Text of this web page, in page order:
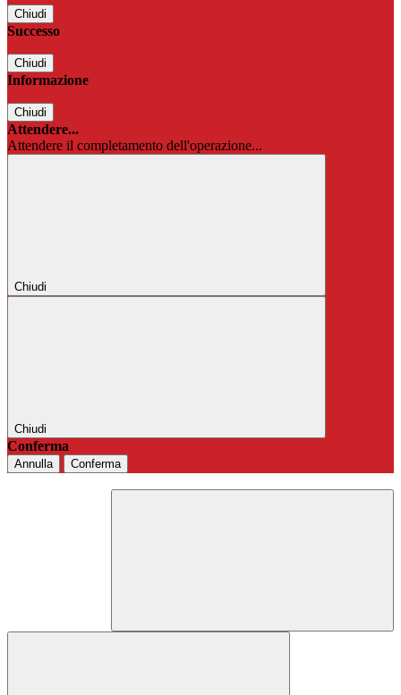
Chiudi
Successo
Chiudi
Informazione
Chiudi
Attendere...
Attendere il completamento dell'operazione...
Chiudi
Chiudi
Conferma
Annulla Conferma